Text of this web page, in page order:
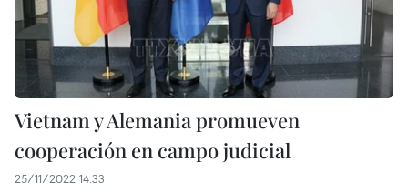
Vietnam y Alemania promueven
cooperación en campo judicial
25/11/2022 14:33